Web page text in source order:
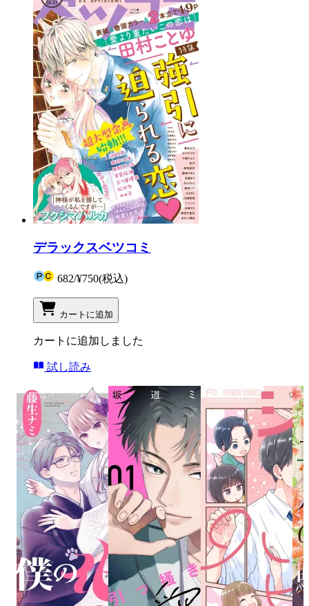
デラックスベツコミ
682/¥750(税込)
カートに追加
カートに追加しました
試し読み